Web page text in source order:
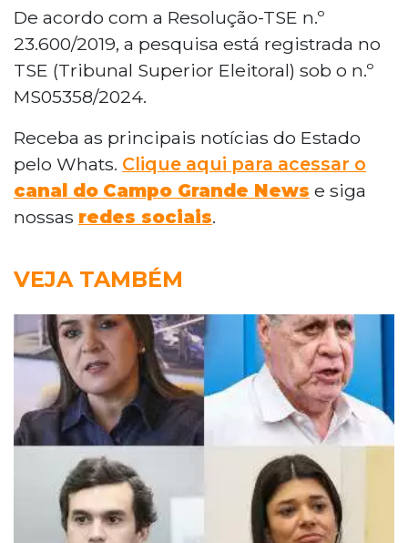
De acordo com a Resolução-TSE n.º
23.600/2019, a pesquisa está registrada no
TSE (Tribunal Superior Eleitoral) sob o n.º
MS05358/2024.
Receba as principais notícias do Estado
pelo Whats. Clique aqui para acessar o
canal do Campo Grande News e siga
nossas redes sociais.
VEJA TAMBÉM